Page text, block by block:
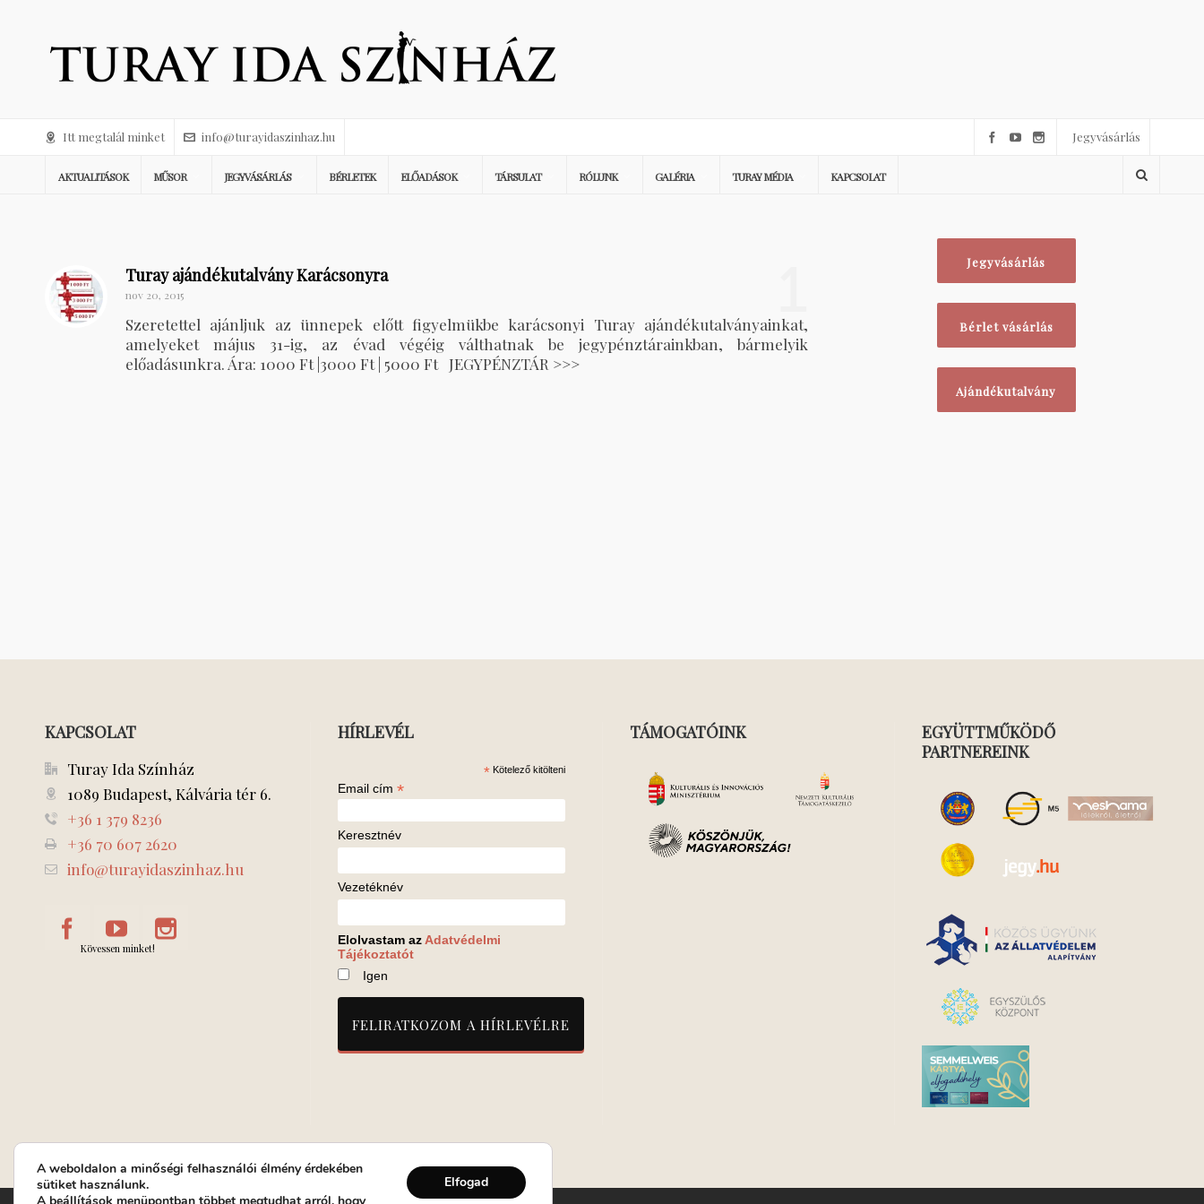
Itt megtalál minket info@turayidaszinhaz.hu Jegyvásárlás
AKTUALITÁSOK MŰSOR JEGYVÁSÁRLÁS BÉRLETEK ELŐADÁSOK TÁRSULAT RÓLUNK GALÉRIA TURAY MÉDIA KAPCSOLAT
Turay ajándékutalvány Karácsonyra
nov 20, 2015
Szeretettel ajánljuk az ünnepek előtt figyelmükbe karácsonyi Turay ajándékutalványainkat,
amelyeket május 31-ig, az évad végéig válthatnak be jegypénztárainkban, bármelyik
előadásunkra. Ára: 1000 Ft |3000 Ft | 5000 Ft JEGYPÉNZTÁR >>>
Jegyvásárlás
Bérlet vásárlás
Ajándékutalvány
KAPCSOLAT
Turay Ida Színház
1089 Budapest, Kálvária tér 6.
+36 1 379 8236
+36 70 607 2620
info@turayidaszinhaz.hu
Kövessen minket!
HÍRLEVÉL
* Kötelező kitölteni
Email cím *
Keresztnév
Vezetéknév
Elolvastam az Adatvédelmi
Tájékoztatót
Igen
TÁMOGATÓINK
EGYÜTTMŰKÖDŐ
PARTNEREINK
A weboldalon a minőségi felhasználói élmény érdekében
sütiket használunk.
Elfogad